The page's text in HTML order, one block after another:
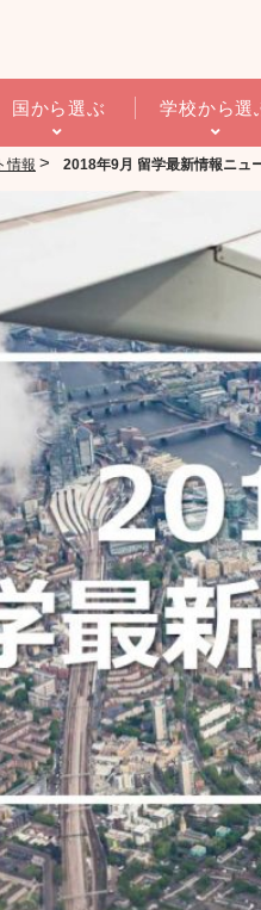
国から選ぶ 学校から選
情報 > 2018年9月 留学最新情報ニュ